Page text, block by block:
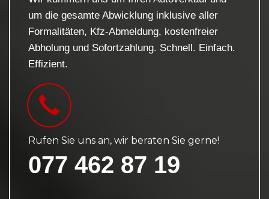
um die gesamte Abwicklung inklusive aller
Formalitäten, Kfz-Abmeldung, kostenfreier
Abholung und Sofortzahlung. Schnell. Einfach.
Effizient.
Rufen Sie uns an, wir beraten Sie gerne!
077 462 87 19